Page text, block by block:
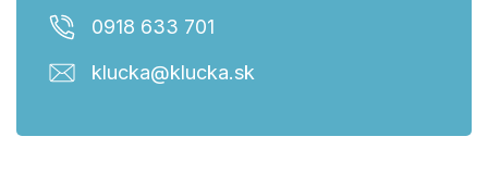
0918 633 701
klucka@klucka.sk